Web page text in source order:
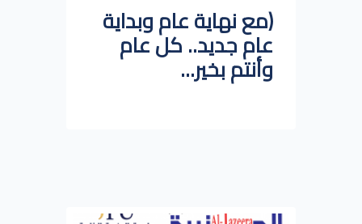
(مع نهاية عام وبداية
عام جديد.. كل عام
وأنتم بخير...